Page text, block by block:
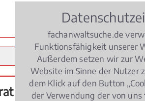
vom Fachanwalt für
fachanwaltsuche.de
Funktionsfähigkeit unserer
Außerdem setzen wir zur
Website im Sinne der Nutzer
dem Klick auf den Button
der Verwendung der von